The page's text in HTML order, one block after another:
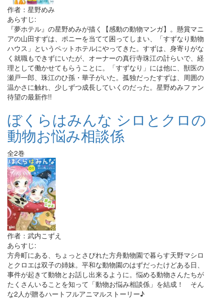
作者：星野めみ
あらすじ:
『夢ホテル』の星野めみが描く【感動の動物マンガ】。懸賞マニ
アの山田すずは、ポニーを当てて困ってしまい、「すずなり動物
ハウス」というペットホテルにやってきた。すずは、身寄りがな
く就職もできずにいたが、オーナーの真行寺珠江の計らいで、経
理として働かせてもらうことに。「すずなり」には他に、獣医の
瀬戸一郎、珠江のひ孫・華子がいた。孤独だったすずは、周囲の
温かさに触れ、少しずつ成長していくのだった。星野めみファン
待望の最新作!!
ぼくらはみんな シロとクロの
動物お悩み相談係
全2巻
作者：武内こずえ
あらすじ:
方舟町にある、ちょっとさびれた方舟動物園で暮らす天野マシロ
とクロエは双子の姉妹。平和な動物園のはずだったけどある日、
事件が起きて動物とお話し出来るように。悩める動物さんたちが
たくさんいることを知って「動物お悩み相談係」を結成！ そん
な2人が贈るハートフルアニマルストーリー♪